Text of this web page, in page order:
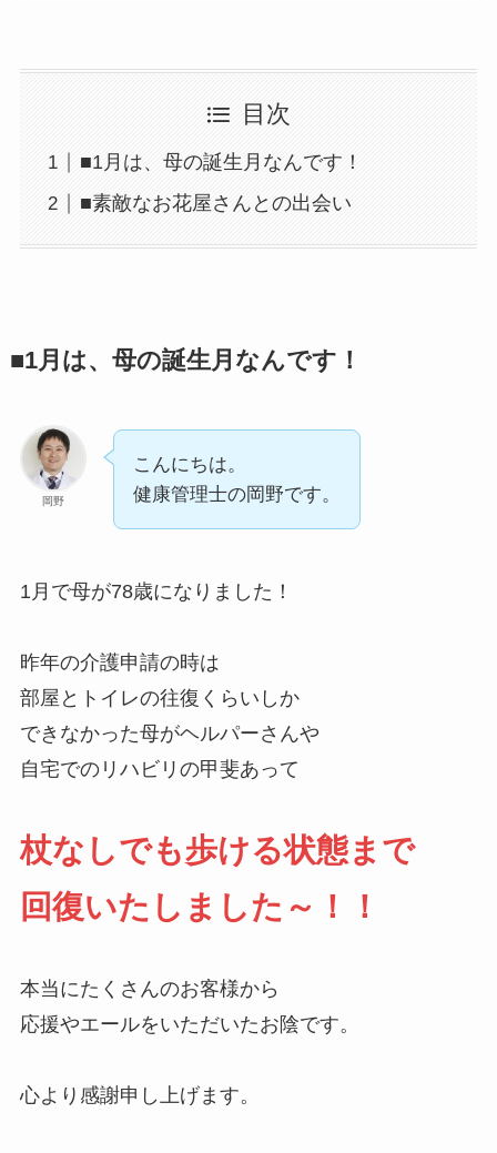
目次
■1月は、母の誕生月なんです！
■素敵なお花屋さんとの出会い
■1月は、母の誕生月なんです！
岡野
こんにちは。
健康管理士の岡野です。
1月で母が78歳になりました！
昨年の介護申請の時は
部屋とトイレの往復くらいしか
できなかった母がヘルパーさんや
自宅でのリハビリの甲斐あって
杖なしでも歩ける状態まで
回復いたしました～！！
本当にたくさんのお客様から
応援やエールをいただいたお陰です。
心より感謝申し上げます。